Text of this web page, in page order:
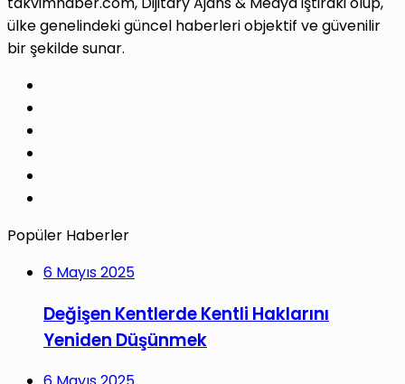
ülke genelindeki güncel haberleri objektif ve güvenilir
bir şekilde sunar.
Popüler Haberler
6 Mayıs 2025
Değişen Kentlerde Kentli Haklarını
Yeniden Düşünmek